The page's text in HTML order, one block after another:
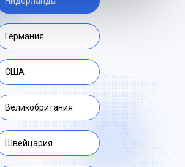
Германия
США
Великобритания
Швейцария